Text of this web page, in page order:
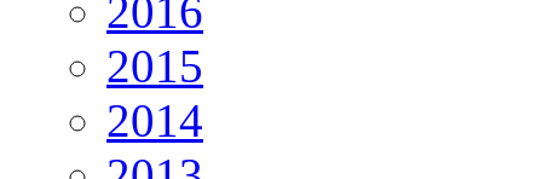
2016
2015
2014